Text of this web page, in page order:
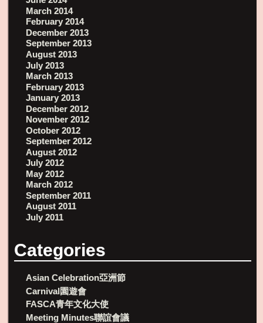
March 2014
February 2014
December 2013
September 2013
August 2013
July 2013
March 2013
February 2013
January 2013
December 2012
November 2012
October 2012
September 2012
August 2012
July 2012
May 2012
March 2012
September 2011
August 2011
July 2011
Categories
Asian Celebration亞洲節
Carnival園遊會
FASCA青年文化大使
Meeting Minutes聯誼會議